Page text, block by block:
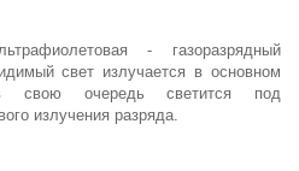
- газоразрядный
свет излучается в основном
свою очередь светится под
излучения разряда.